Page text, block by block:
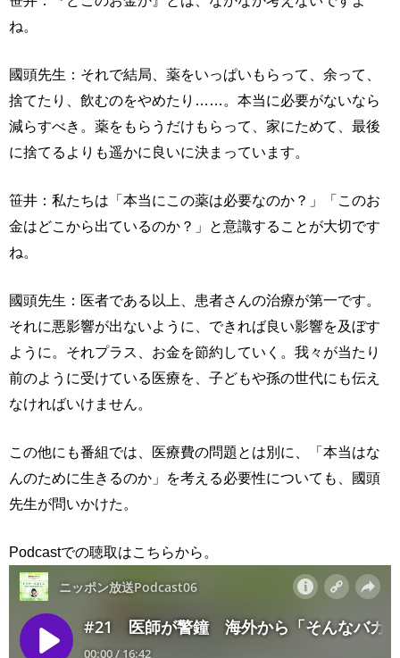
ね。
國頭先生：それで結局、薬をいっぱいもらって、余って、
捨てたり、飲むのをやめたり……。本当に必要がないなら
減らすべき。薬をもらうだけもらって、家にためて、最後
に捨てるよりも遥かに良いに決まっています。
笹井：私たちは「本当にこの薬は必要なのか？」「このお
金はどこから出ているのか？」と意識することが大切です
ね。
國頭先生：医者である以上、患者さんの治療が第一です。
それに悪影響が出ないように、できれば良い影響を及ぼす
ように。それプラス、お金を節約していく。我々が当たり
前のように受けている医療を、子どもや孫の世代にも伝え
なければいけません。
この他にも番組では、医療費の問題とは別に、「本当はな
んのために生きるのか」を考える必要性についても、國頭
先生が問いかけた。
Podcastでの聴取はこちらから。